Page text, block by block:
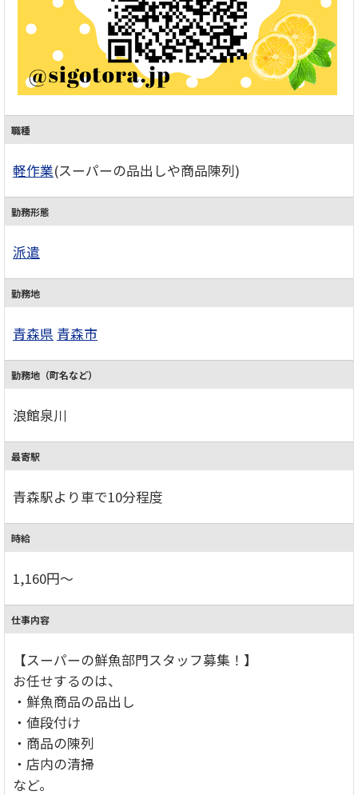
職種
軽作業(スーパーの品出しや商品陳列)
勤務形態
派遣
勤務地
青森県 青森市
勤務地（町名など）
浪館泉川
最寄駅
青森駅より車で10分程度
時給
1,160円～
仕事内容
【スーパーの鮮魚部門スタッフ募集！】
お任せするのは、
・鮮魚商品の品出し
・値段付け
・商品の陳列
・店内の清掃
など。